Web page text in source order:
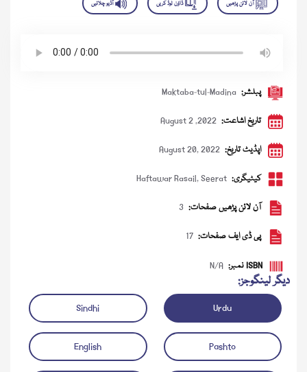
ڈاؤن لوڈ کریں آڈیو چلائیں
پبلشر: Maktaba-tul-Madina
تاریخ اشاعت: August 2 ,2022
اپڈیٹ تاریخ: August 20, 2022
کیٹیگری: Seerat
,
Haftawar Rasail
آن لائن پڑھیں صفحات: 3
پی ڈی ایف صفحات: 17
ISBN نمبر: N/A
دیگر لینگوجز:
Urdu
Sindhi
Pashto
English